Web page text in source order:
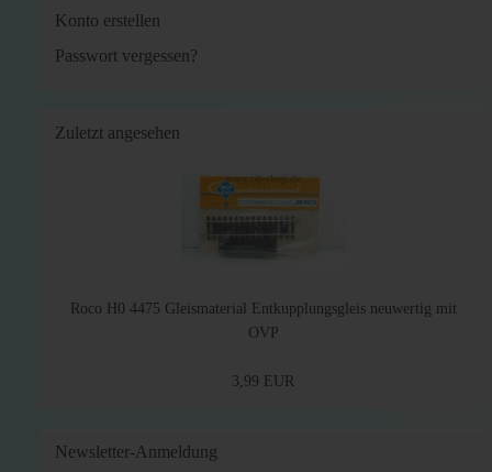
Konto erstellen
Passwort vergessen?
Zuletzt angesehen
Roco H0 4475 Gleismaterial Entkupplungsgleis neuwertig mit
OVP
3,99 EUR
Newsletter-Anmeldung